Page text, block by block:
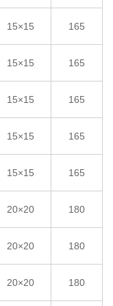
15×15 165
15×15 165
15×15 165
15×15 165
15×15 165
20×20 180
20×20 180
20×20 180